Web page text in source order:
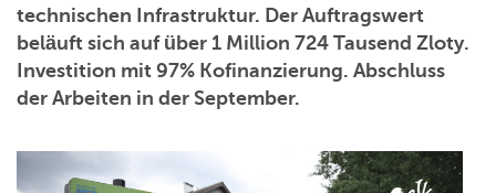
technischen Infrastruktur. Der Auftragswert
beläuft sich auf über 1 Million 724 Tausend Zloty.
Investition mit 97% Kofinanzierung. Abschluss
der Arbeiten in der September.